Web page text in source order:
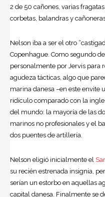
2 de 50 cañones, varias
corbetas, balandras y
Nelson iba a ser el otro
Copenhague. Como segundo
personalmente por Jervis para
agudeza tácticas, algo que
marina danesa –en este envite
ridículo comparado con la
del mundo: la mayoría de las
marinos no profesionales y el
dos puentes de artillería.
Nelson eligió inicialmente el
su recién estrenada insignia,
serían un estorbo en aquellas
capital danesa. Finalmente se